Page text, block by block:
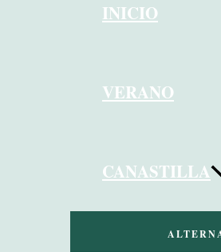
INICIO
VERANO
CANASTILLA